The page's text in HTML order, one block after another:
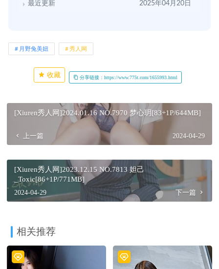
最近更新 2025年04月20日
月野兔美妞 秀人网
收藏 分享链接：https://www.775t.com/1655993.html
[Xiuren秀人网]2024.01.16 NO.7970 梦心玥[83+1P/644MB]
上一篇 2024-04-29
[Xiuren秀人网]2023.12.15 NO.7813 妲己
_Toxic[86+1P/771MB]
2024-04-29 下一篇
相关推荐